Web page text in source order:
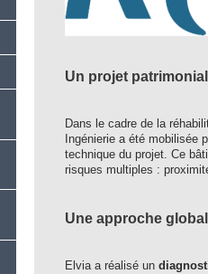
Un projet
Dans le cadre de la
Ingénierie a été mobilisée
technique du projet. Ce
risques multiples :
Une approche
Elvia a réalisé un